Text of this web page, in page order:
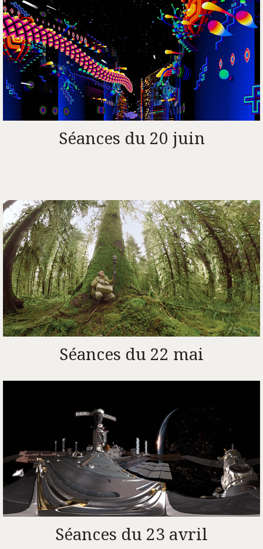
Séances du 20 juin
Séances du 22 mai
Séances du 23 avril